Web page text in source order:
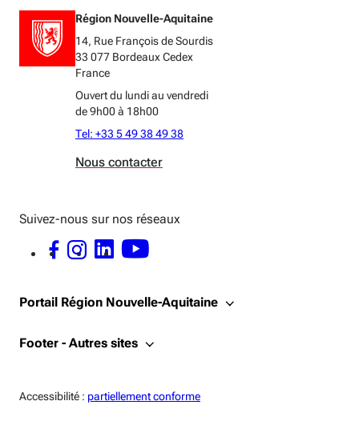
Région Nouvelle-Aquitaine
14, Rue François de Sourdis
33 077 Bordeaux Cedex
France
Ouvert du lundi au vendredi
de 9h00 à 18h00
Tel: +33 5 49 38 49 38
Nous contacter
Suivez-nous sur nos réseaux
FACEBOOK - OUVERTURE DANS UNE NOUVELLE FENÊTRE
INSTAGRAM - OUVERTURE DANS UNE NOUVELLE FENÊTRE
LINKEDIN - OUVERTURE DANS UNE NOUVELLE FENÊTRE
YOUTUBE - OUVERTURE DANS UNE NOUVELLE FENÊTRE
Portail Région Nouvelle-Aquitaine
Footer - Autres sites
Accessibilité : Accessiblité:
partiellement conforme